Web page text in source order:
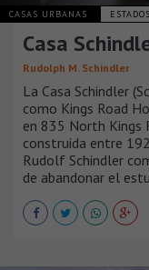
CASAS URBANAS
Casa
Rudolph M. Schindler
La Casa Schindler
como Kings Road
en 835 North Kings
construida entre
Rudolf Schindler
de abandonar el